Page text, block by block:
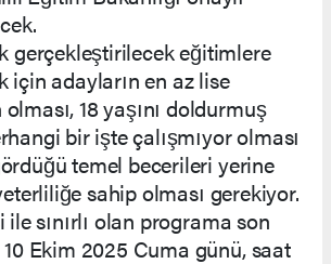
gerçekleştirilecek eğitimlere
için adayların en az lise
18 yaşını doldurmuş
bir işte çalışmıyor olması
temel becerileri yerine
sahip olması gerekiyor.
sınırlı olan programa son
Ekim 2025 Cuma günü, saat